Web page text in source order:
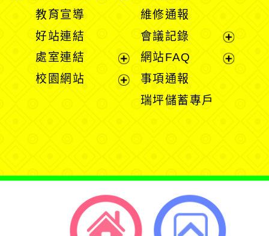
單
教育宣導
好站連結
處室連結
展
校園網站
維修通報
會議記錄
展
網站FAQ
事項通報
瑞坪儲蓄專戶